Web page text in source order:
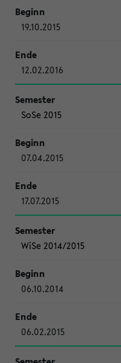
19.10.2015
12.02.2016
SoSe 2015
07.04.2015
17.07.2015
WiSe 2014/2015
06.10.2014
06.02.2015